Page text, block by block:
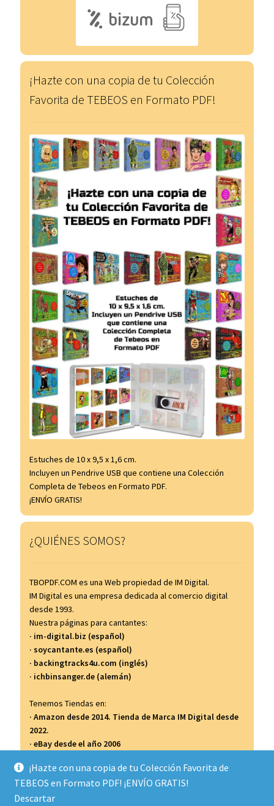
¡Hazte con una copia de tu Colección Favorita de
TEBEOS en Formato PDF! ¡ENVÍO GRATIS!
Descartar
¡Hazte con una copia de tu Colección
Favorita de TEBEOS en Formato PDF!
Estuches de 10 x 9,5 x 1,6 cm.
Incluyen un Pendrive USB que contiene una Colección
Completa de Tebeos en Formato PDF.
¡ENVÍO GRATIS!
¿QUIÉNES SOMOS?
TBOPDF.COM es una Web propiedad de IM Digital.
IM Digital es una empresa dedicada al comercio digital
desde 1993.
Nuestra páginas para cantantes:
· im-digital.biz (español)
· soycantante.es (español)
· backingtracks4u.com (inglés)
· ichbinsanger.de (alemán)
Tenemos Tiendas en:
· Amazon desde 2014. Tienda de Marca IM Digital desde
2022.
· eBay desde el año 2006
...y así...